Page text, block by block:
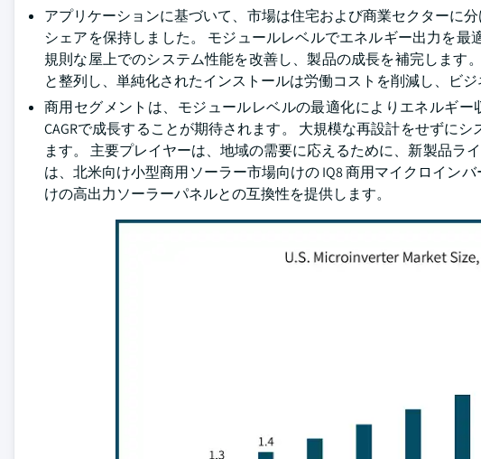
アプリケーションに基づいて、市場は住宅および商業セクターに
シェアを保持しました。 モジュールレベルでエネルギー出力を
規則な屋上でのシステム性能を改善し、製品の成長を補完しま
と整列し、単純化されたインストールは労働コストを削減し、ビ
商用セグメントは、モジュールレベルの最適化によりエネルギー
CAGRで成長することが期待されます。 大規模な再設計をせずに
ます。 主要プレイヤーは、地域の需要に応えるために、新製品ラ
は、北米向け小型商用ソーラー市場向けの IQ8 商用マイクロイン
けの高出力ソーラーパネルとの互換性を提供します。